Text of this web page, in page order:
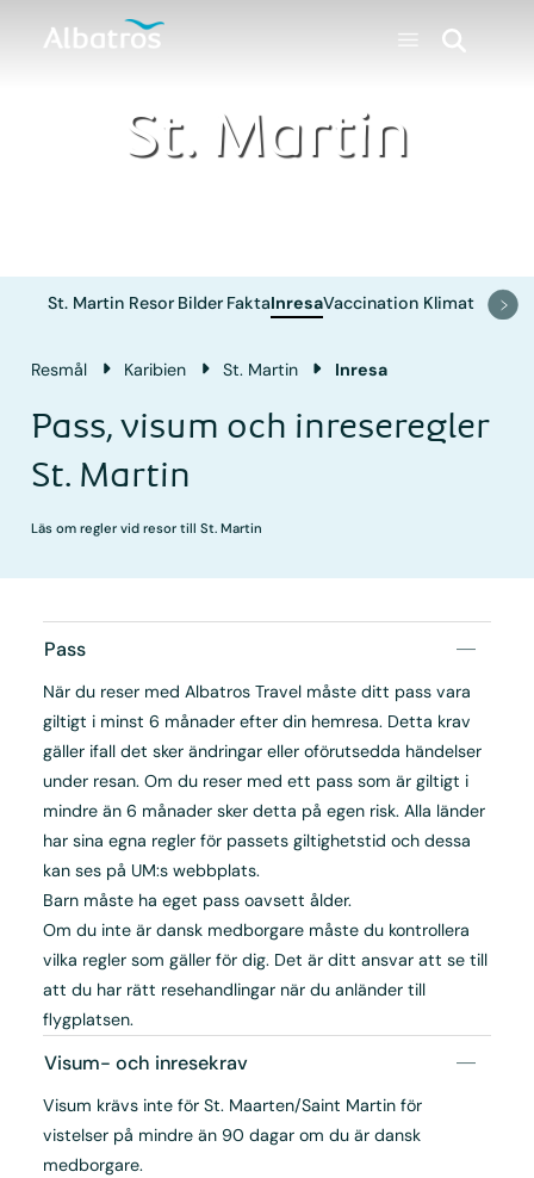
St. Martin
St. Martin Resor Bilder FaktaInresaVaccination Klimat
Resmål Karibien St. Martin Inresa
Pass, visum och inreseregler
St. Martin
Läs om regler vid resor till St. Martin
Pass
När du reser med Albatros Travel måste ditt pass vara
giltigt i minst 6 månader efter din hemresa. Detta krav
gäller ifall det sker ändringar eller oförutsedda händelser
under resan. Om du reser med ett pass som är giltigt i
mindre än 6 månader sker detta på egen risk. Alla länder
har sina egna regler för passets giltighetstid och dessa
kan ses på UM:s webbplats.
Barn måste ha eget pass oavsett ålder.
Om du inte är dansk medborgare måste du kontrollera
vilka regler som gäller för dig. Det är ditt ansvar att se till
att du har rätt resehandlingar när du anländer till
flygplatsen.
Visum- och inresekrav
Visum krävs inte för St. Maarten/Saint Martin för
vistelser på mindre än 90 dagar om du är dansk
medborgare.